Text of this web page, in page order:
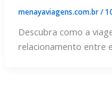
menayaviagens.com.br/
Descubra como a
relacionamento entre